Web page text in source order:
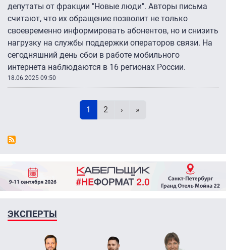
депутаты от фракции "Новые люди". Авторы письма
считают, что их обращение позволит не только
своевременно информировать абонентов, но и снизить
нагрузку на службы поддержки операторов связи. На
сегодняшний день сбои в работе мобильного
интернета наблюдаются в 16 регионах России.
18.06.2025 09:50
Текущая страница
1 Page
2 Следующая страница
› Последняя страница
»
ЭКСПЕРТЫ